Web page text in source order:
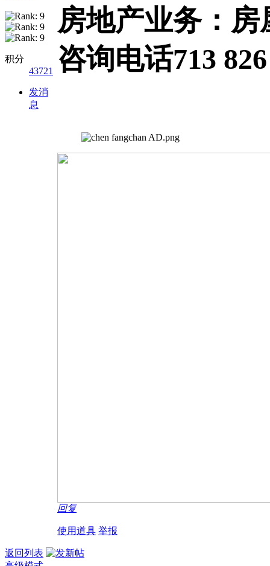
积分
43721
发消
息
房地产业务：
咨询电话713
回复
使用道具 举报
返回列表